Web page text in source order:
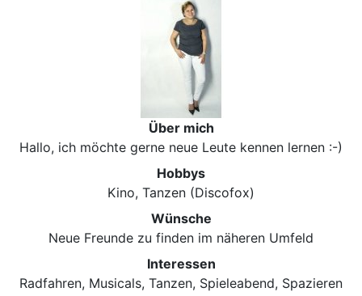
Über mich
Hallo, ich möchte gerne neue Leute kennen lernen :-)
Hobbys
Kino, Tanzen (Discofox)
Wünsche
Neue Freunde zu finden im näheren Umfeld
Interessen
Radfahren, Musicals, Tanzen, Spieleabend, Spazieren